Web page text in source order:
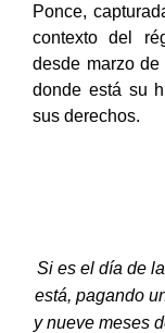
Ponce,
contexto del
desde marzo
donde está su
sus derechos.
Si es el día de
está, pagando
y nueve meses